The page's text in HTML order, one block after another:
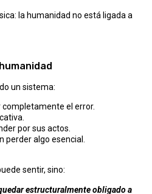
la humanidad no está ligada a
un sistema:
el error.
por sus actos.
perder algo esencial.
sentir, sino:
estructuralmente obligado a